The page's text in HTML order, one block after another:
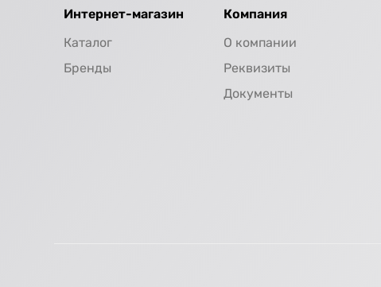
Интернет-магазин
Каталог
Бренды
Компания
О компании
Реквизиты
Документы